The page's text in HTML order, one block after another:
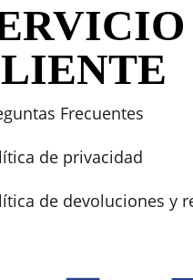
Frecuentes
de privacidad
de devoluciones y